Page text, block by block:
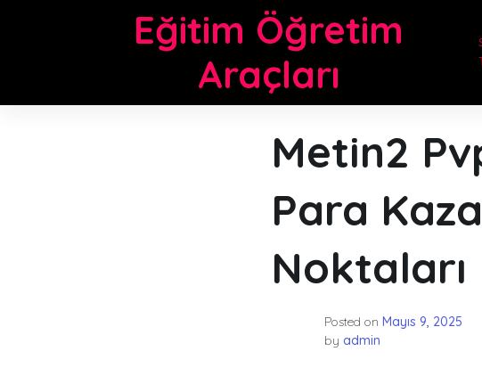
Eğitim Öğretim
Araçları
Metin2
Para
Noktaları
Posted on Mayıs 9, 2025
by admin